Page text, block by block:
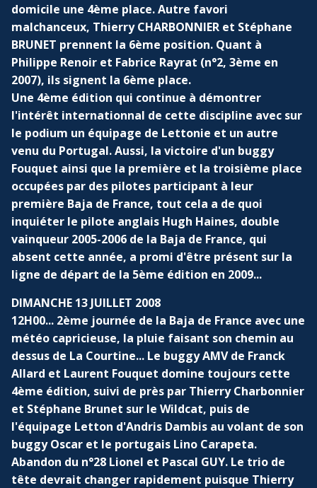
domicile une 4ème place. Autre favori
malchanceux, Thierry CHARBONNIER et Stéphane
BRUNET prennent la 6ème position. Quant à
Philippe Renoir et Fabrice Rayrat (n°2, 3ème en
2007), ils signent la 6ème place.
Une 4ème édition qui continue à démontrer
l'intérêt internationnal de cette discipline avec sur
le podium un équipage de Lettonie et un autre
venu du Portugal. Aussi, la victoire d'un buggy
Fouquet ainsi que la première et la troisième place
occupées par des pilotes participant à leur
première Baja de France, tout cela a de quoi
inquiéter le pilote anglais Hugh Haines, double
vainqueur 2005-2006 de la Baja de France, qui
absent cette année, a promi d'être présent sur la
ligne de départ de la 5ème édition en 2009...
DIMANCHE 13 JUILLET 2008
12H00... 2ème journée de la Baja de France avec une
météo capricieuse, la pluie faisant son chemin au
dessus de La Courtine... Le buggy AMV de Franck
Allard et Laurent Fouquet domine toujours cette
4ème édition, suivi de près par Thierry Charbonnier
et Stéphane Brunet sur le Wildcat, puis de
l'équipage Letton d'Andris Dambis au volant de son
buggy Oscar et le portugais Lino Carapeta.
Abandon du n°28 Lionel et Pascal GUY. Le trio de
tête devrait changer rapidement puisque Thierry